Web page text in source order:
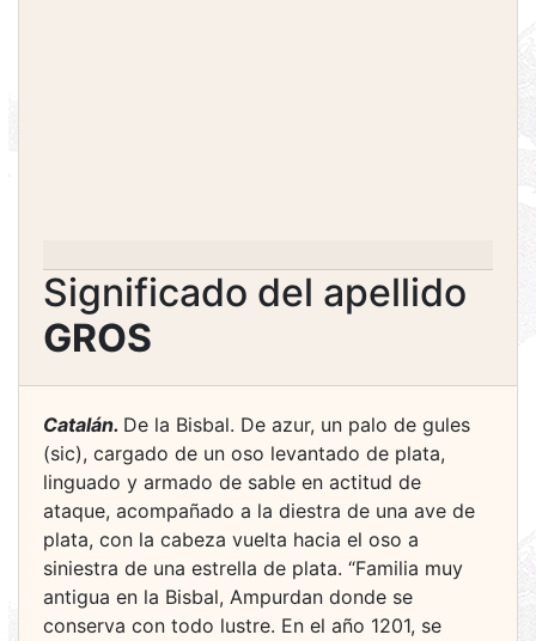
Significado del apellido
GROS
Catalán. De la Bisbal. De azur, un palo de gules
(sic), cargado de un oso levantado de plata,
linguado y armado de sable en actitud de
ataque, acompañado a la diestra de una ave de
plata, con la cabeza vuelta hacia el oso a
siniestra de una estrella de plata. “Familia muy
antigua en la Bisbal, Ampurdan donde se
conserva con todo lustre. En el año 1201, se